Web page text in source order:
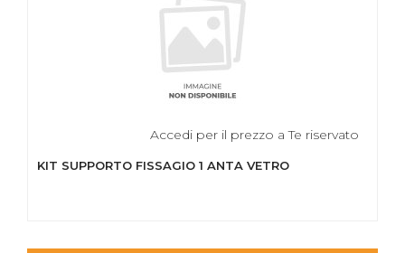
Accedi per il prezzo a Te riservato
KIT SUPPORTO FISSAGIO 1 ANTA VETRO